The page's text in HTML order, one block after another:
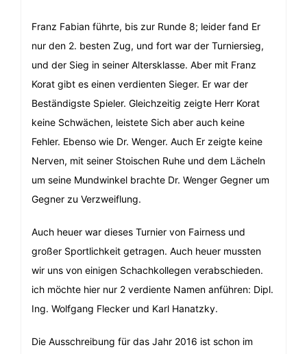
Franz Fabian führte, bis zur Runde 8; leider fand Er
nur den 2. besten Zug, und fort war der Turniersieg,
und der Sieg in seiner Altersklasse. Aber mit Franz
Korat gibt es einen verdienten Sieger. Er war der
Beständigste Spieler. Gleichzeitig zeigte Herr Korat
keine Schwächen, leistete Sich aber auch keine
Fehler. Ebenso wie Dr. Wenger. Auch Er zeigte keine
Nerven, mit seiner Stoischen Ruhe und dem Lächeln
um seine Mundwinkel brachte Dr. Wenger Gegner um
Gegner zu Verzweiflung.
Auch heuer war dieses Turnier von Fairness und
großer Sportlichkeit getragen. Auch heuer mussten
wir uns von einigen Schachkollegen verabschieden.
ich möchte hier nur 2 verdiente Namen anführen: Dipl.
Ing. Wolfgang Flecker und Karl Hanatzky.
Die Ausschreibung für das Jahr 2016 ist schon im